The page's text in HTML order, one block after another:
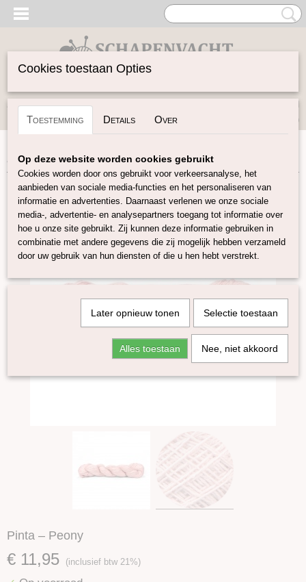
Inloggen Registreren
(0)
Home>Garen>Merken>Pascuali>Pinta
Pinta – Peony
€ 11,95 (inclusief btw 21%)
Cookies toestaan Opties
Toestemming Details Over
Op deze website worden cookies gebruikt
Cookies worden door ons gebruikt voor verkeersanalyse, het
aanbieden van sociale media-functies en het personaliseren van
informatie en advertenties. Daarnaast verlenen we onze sociale
media-, advertentie- en analysepartners toegang tot informatie over
hoe u onze site gebruikt. Zij kunnen deze informatie gebruiken in
combinatie met andere gegevens die zij mogelijk hebben verzameld
door uw gebruik van hun diensten of die u hen hebt verstrekt.
Later opnieuw tonen Selectie toestaan
Alles toestaan Nee, niet akkoord